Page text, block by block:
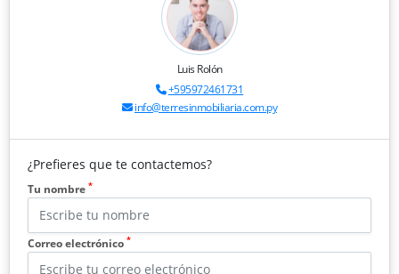
Luis Rolón
+595972461731
info@terresinmobiliaria.com.py
¿Prefieres que te contactemos?
Tu nombre *
Correo electrónico *